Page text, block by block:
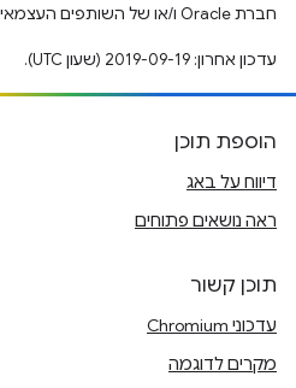
חברת Oracle ו/או של השותפים העצמאיים שלה.
עדכון אחרון: 2019-09-19 (שעון UTC).
הוספת תוכן
דיווח על באג
ראה נושאים פתוחים
תוכן קשור
עדכוני Chromium
מקרים לדוגמה